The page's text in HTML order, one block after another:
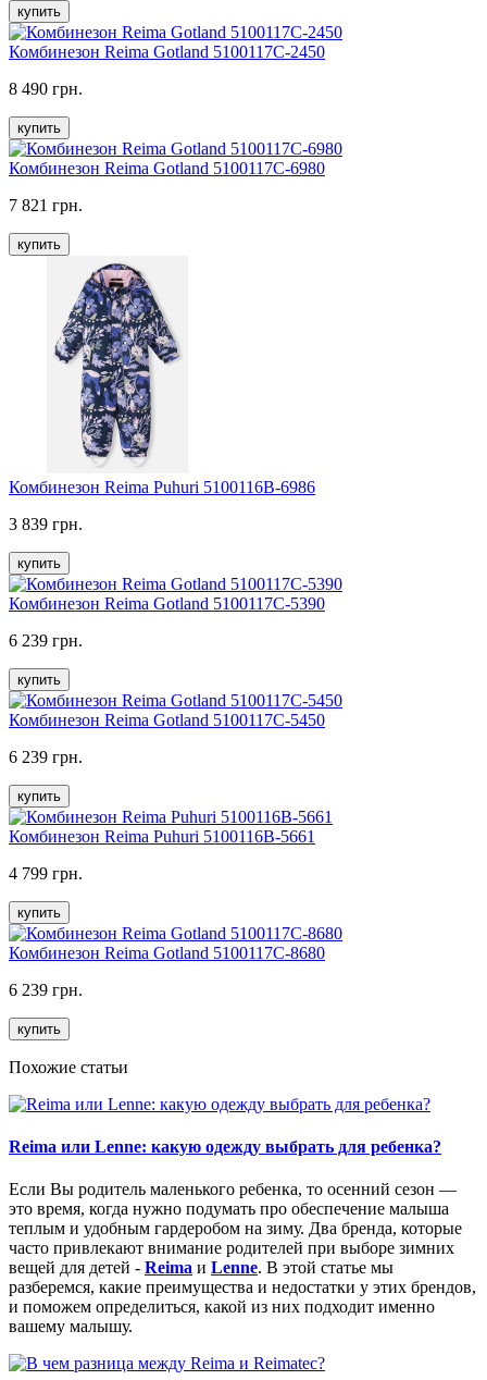
купить
Комбинезон Reima Gotland 5100117C-2450
8 490 грн.
купить
Комбинезон Reima Gotland 5100117C-6980
7 821 грн.
купить
Комбинезон Reima Puhuri 5100116B-6986
3 839 грн.
купить
Комбинезон Reima Gotland 5100117C-5390
6 239 грн.
купить
Комбинезон Reima Gotland 5100117C-5450
6 239 грн.
купить
Комбинезон Reima Puhuri 5100116B-5661
4 799 грн.
купить
Комбинезон Reima Gotland 5100117C-8680
6 239 грн.
купить
Похожие статьи
Reima или Lenne: какую одежду выбрать для ребенка?
Если Вы родитель маленького ребенка, то осенний сезон —
это время, когда нужно подумать про обеспечение малыша
теплым и удобным гардеробом на зиму. Два бренда, которые
часто привлекают внимание родителей при выборе зимних
вещей для детей - Reima и Lenne. В этой статье мы
разберемся, какие преимущества и недостатки у этих брендов,
и поможем определиться, какой из них подходит именно
вашему малышу.